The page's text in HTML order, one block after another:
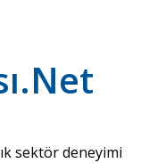
sektör deneyimi